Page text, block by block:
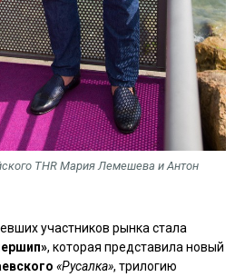
THR Мария Лемешева и Антон
участников рынка стала
, которая представила новый
«Русалка», трилогию